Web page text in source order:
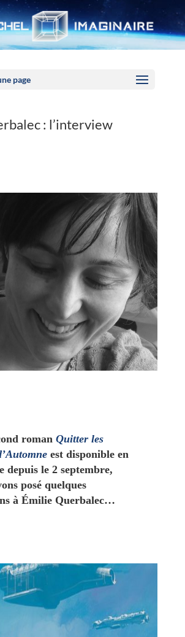
page
: l’interview
roman Quitter les
est disponible en
depuis le 2 septembre,
posé quelques
à Émilie Querbalec…
cookies